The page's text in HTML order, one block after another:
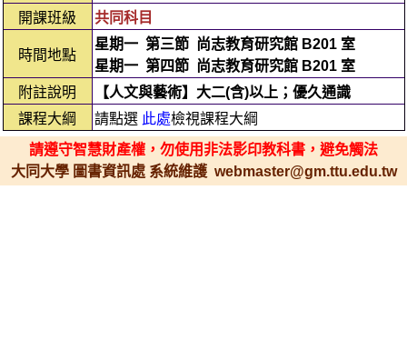
開課班級
共同科目
時間地點
星期一 第三節
尚志教育研究館 B201 室
星期一 第四節
尚志教育研究館 B201 室
附註說明
【人文與藝術】大二(含)以上；優久通識
課程大綱
請點選 此處檢視課程大綱
請遵守智慧財產權，勿使用非法影印教科書，避免觸法
大同大學 圖書資訊處 系統維護 webmaster@gm.ttu.edu.tw